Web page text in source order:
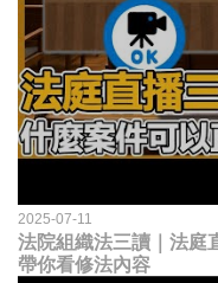
2025-07-11
法院組織法三讀｜法庭
帶你看修法內容